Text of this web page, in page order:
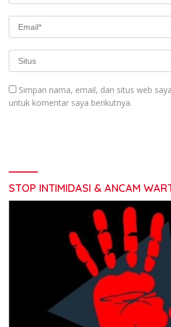
Simpan nama, email, dan situs web
untuk komentar saya berikutnya.
STOP INTIMIDASI & ANCAM